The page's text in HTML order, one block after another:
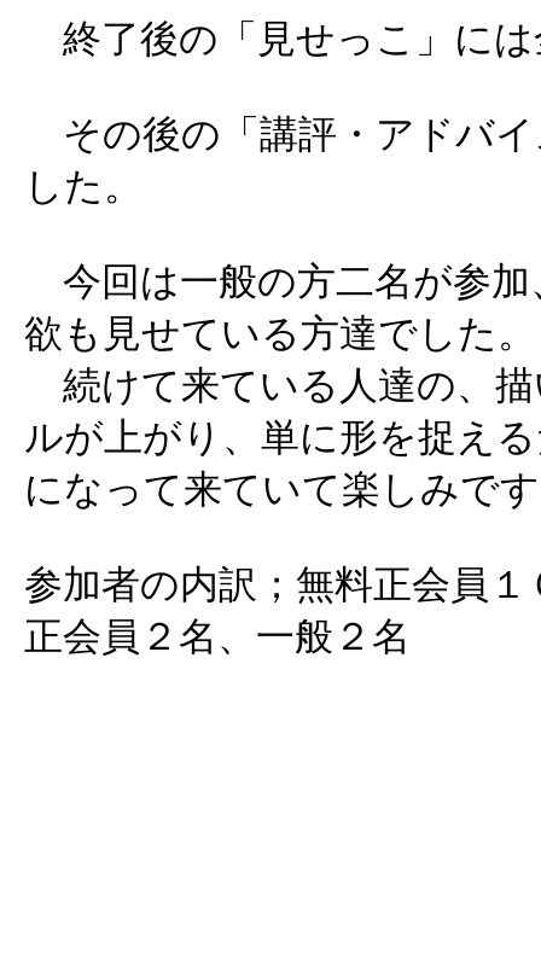
終了後の「見せっこ」には
その後の「講評・アドバイ
した。
今回は一般の方二名が参
欲も見せている方達でした。
続けて来ている人達の、
ルが上がり、単に形を捉え
になって来ていて楽しみで
参加者の内訳；無料正会員
正会員２名、一般２名